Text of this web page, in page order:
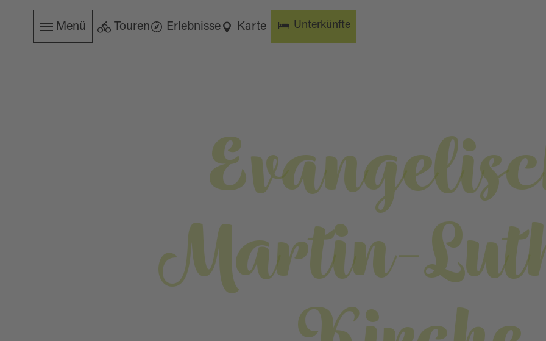
Menü Touren Erlebnisse Karte Unterkünfte
Martin-